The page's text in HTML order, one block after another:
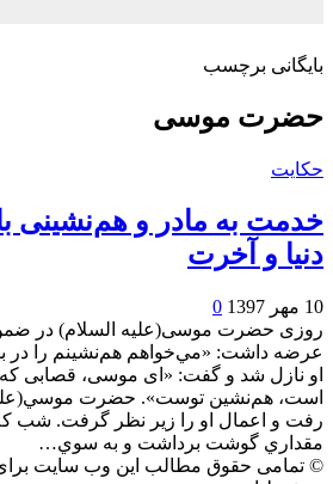
بایگانی برچسب
حضرت موسی
حکایت
خدمت به مادر و هم‌نشینی
دنیا و آخرت
10 مهر 1397
0
روزی حضرت موسی(علیه السلام) در ضمن
عرضه داشت: «مي‌خواهم هم‌نشينم را در
او نازل شد و گفت: «ای موسی، قصابی
است، هم‌نشين توست». حضرت
رفت و اعمال او را زير نظر گرفت. شب
مقداري گوشت برداشت و به سوي…
© تمامی حقوق مطالب این وب سایت